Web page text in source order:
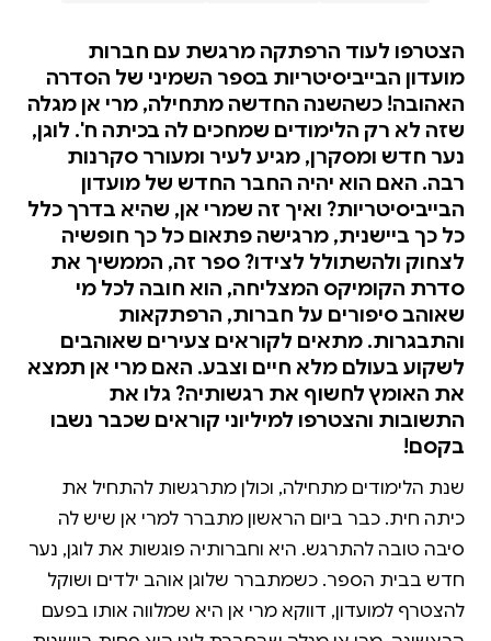
הצטרפו לעוד הרפתקה מרגשת עם חברות
מועדון הבייביסיטריות בספר השמיני של הסדרה
האהובה! כשהשנה החדשה מתחילה, מרי אן מגלה
שזה לא רק הלימודים שמחכים לה בכיתה ח'. לוגן,
נער חדש ומסקרן, מגיע לעיר ומעורר סקרנות
רבה. האם הוא יהיה החבר החדש של מועדון
הבייביסיטריות? ואיך זה שמרי אן, שהיא בדרך כלל
כל כך ביישנית, מרגישה פתאום כל כך חופשיה
לצחוק ולהשתולל לצידו? ספר זה, הממשיך את
סדרת הקומיקס המצליחה, הוא חובה לכל מי
שאוהב סיפורים על חברות, הרפתקאות
והתבגרות. מתאים לקוראים צעירים שאוהבים
לשקוע בעולם מלא חיים וצבע. האם מרי אן תמצא
את האומץ לחשוף את רגשותיה? גלו את
התשובות והצטרפו למיליוני קוראים שכבר נשבו
בקסם!
שנת הלימודים מתחילה, וכולן מתרגשות להתחיל את
כיתה חית. כבר ביום הראשון מתברר למרי אן שיש לה
סיבה טובה להתרגש. היא וחברותיה פוגשות את לוגן, נער
חדש בבית הספר. כשמתברר שלוגן אוהב ילדים ושוקל
להצטרף למועדון, דווקא מרי אן היא שמלווה אותו בפעם